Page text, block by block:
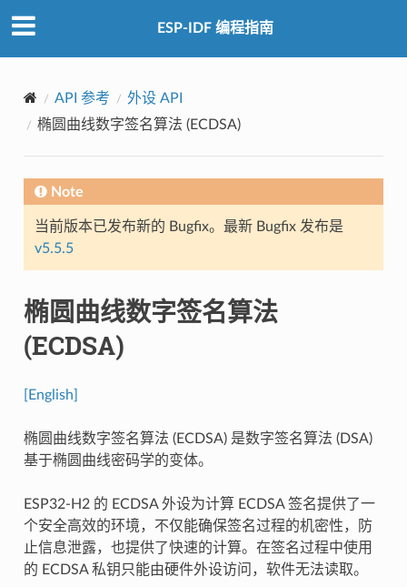
ESP-IDF 编程指南
API 参考
外设 API
椭圆曲线数字签名算法 (ECDSA)
Note
当前版本已发布新的 Bugfix。最新 Bugfix 发布是
v5.5.5
椭圆曲线数字签名算法
(ECDSA)
[English]
椭圆曲线数字签名算法 (ECDSA) 是数字签名算法 (DSA)
基于椭圆曲线密码学的变体。
ESP32-H2 的 ECDSA 外设为计算 ECDSA 签名提供了一
个安全高效的环境，不仅能确保签名过程的机密性，防
止信息泄露，也提供了快速的计算。在签名过程中使用
的 ECDSA 私钥只能由硬件外设访问，软件无法读取。